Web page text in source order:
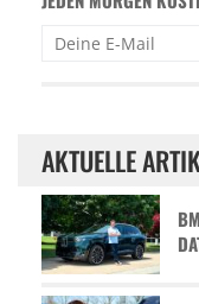
AKTUELLE